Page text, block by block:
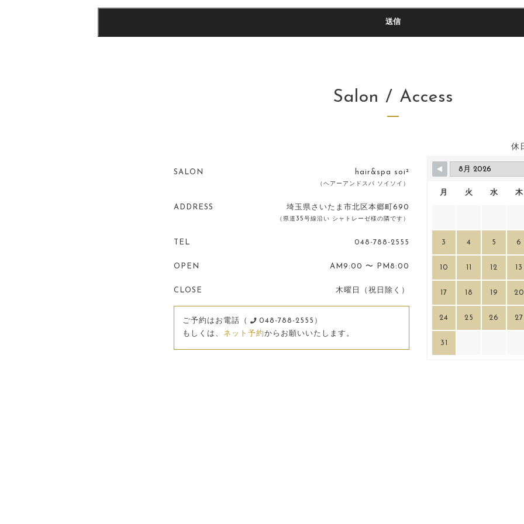
Salon / Access
SALON hair&spa soi²
（ヘアーアンドスパ ソイソイ）
ADDRESS 埼玉県さいたま市北区本郷町690
（県道35号線沿い シャトレーゼ様の隣です）
TEL 048-788-2555
OPEN AM9:00 〜 PM8:00
CLOSE 木曜日（祝日除く）
ご予約はお電話（
048-788-2555）
もしくは、 ネット予約からお願いいたします。
休
月 火 水 木
3 4 5 6
10 11 12 13
17 18 19 20
24 25 26 27
31